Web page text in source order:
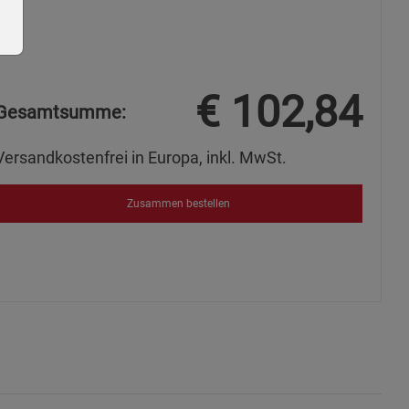
€ 102,84
in Europa, inkl. MwSt.
Zusammen bestellen